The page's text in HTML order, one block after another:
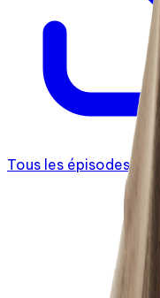
Tous les épisodes